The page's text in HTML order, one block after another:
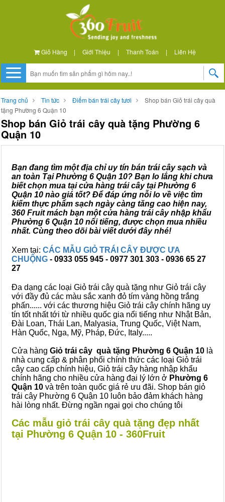
Giỏ Hàng | Giới Thiệu | Thanh Toán | Liên Hệ
Trang chủ Tin tức Điểm bán trái cây tươi
Shop bán Giỏ trái cây quà
tặng Phường 6 Quận 10
Shop bán Giỏ trái cây quà tặng Phường 6
Quận 10
Bạn đang tìm một địa chỉ uy tín bán trái cây sạch và
an toàn Tại Phường 6 Quận 10? Bạn lo lắng khi chưa
biết chọn mua tại cửa hàng trái cây tại Phường 6
Quận 10 nào giá tốt? Để đáp ứng nỗi lo về việc tìm
kiếm thực phẩm sạch ngày càng tăng cao hiện nay,
360 Fruit mách bạn một cửa hàng trái cây nhập khẩu
Phường 6 Quận 10 nổi tiếng, được chọn mua nhiều
nhất. Cùng theo dõi bài viết dưới đây nhé!
Xem tại: CÁC MẪU GIỎ TRÁI CÂY ĐƯỢC ƯA
CHUỘNG - 0933 055 945 - 0977 301 303 - 0936 65 27
27
Đa dạng các loại Giỏ trái cây quà tặng như Giỏ trái cây
với đầy đủ các màu sắc xanh đỏ tím vàng hồng trắng
phấn...... với các thương hiệu Giỏ trái cây chính hãng uy
tín tốt nhất tới từ nhiều quốc gia nổi tiếng như Nhật Bản,
Đài Loan, Thái Lan, Malyasia, Trung Quốc, Việt Nam,
Hàn Quốc, Nga, Mỹ, Pháp, Đức, Italy.....
Cửa hàng Giỏ trái cây quà tặng Phường 6 Quận 10 là
nhà cung cấp & phân phối chính thức các loại Giỏ trái
cây cao cấp chính hiệu, Giỏ trái cây hàng nhập khẩu
chính hãng cho nhiều cửa hàng đại lý lớn ở Phường 6
Quận 10 và trên toàn quốc giá rẻ ưu đãi. Shop bán giỏ
trái cây Phường 6 Quận 10 luôn bảo đảm khách hàng
hài lòng nhất. Đừng ngần ngại gọi cho chúng tôi
Các mẫu giỏ trái cây quà tặng đẹp nhất
tại Phường 6 Quận 10 - 360Fruit